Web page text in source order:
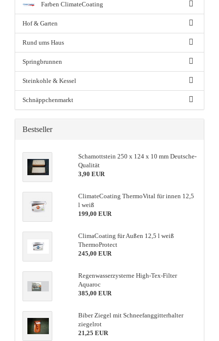
Farben ClimateCoating
Hof & Garten
Rund ums Haus
Springbrunnen
Steinkohle & Kessel
Schnäppchenmarkt
Bestseller
Schamottstein 250 x 124 x 10 mm Deutsche-
Qualität
3,90 EUR
ClimateCoating ThermoVital für innen 12,5
l weiß
199,00 EUR
ClimaCoating für Außen 12,5 l weiß
ThermoProtect
245,00 EUR
Regenwasserzysterne High-Tex-Filter
Aquaroc
385,00 EUR
Biber Ziegel mit Schneefanggitterhalter
ziegelrot
21,25 EUR